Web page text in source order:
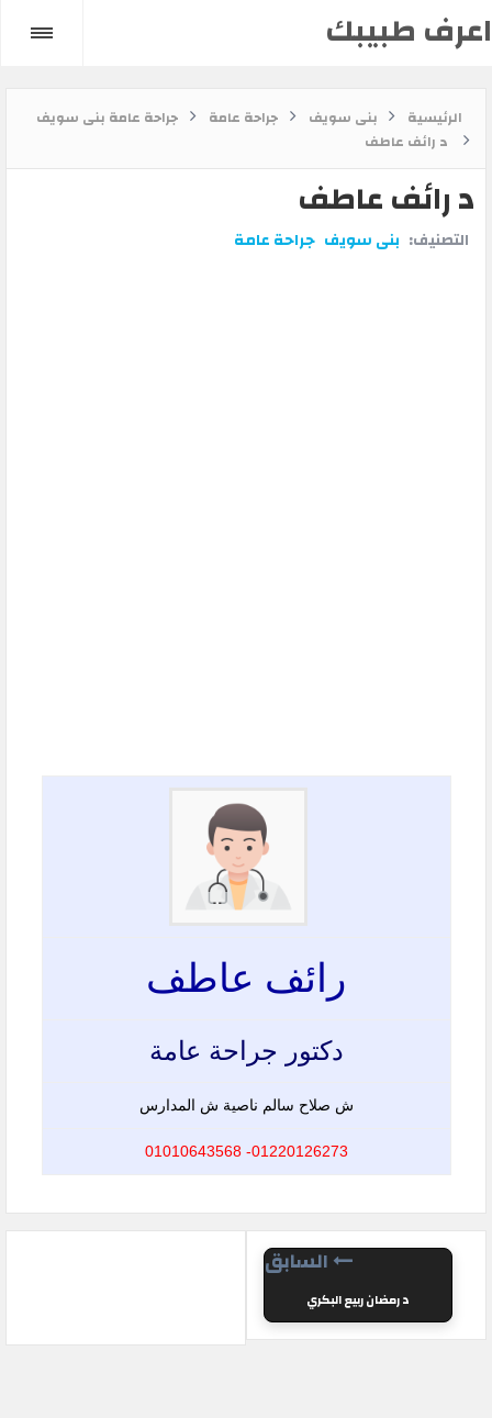
اعرف طبيبك
الرئيسية بنى سويف جراحة عامة
جراحة عامة بنى سويف
د رائف عاطف
د رائف عاطف
التصنيف: بنى سويف جراحة عامة
رائف عاطف
دكتور جراحة عامة
ش صلاح سالم ناصية ش المدارس
01220126273- 01010643568
السابق
د رمضان ربيع البكري